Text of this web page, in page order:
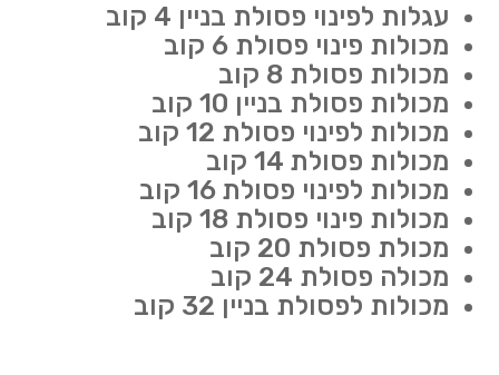
עגלות לפינוי פסולת בניין 4 קוב
מכולות פינוי פסולת 6 קוב
מכולות פסולת 8 קוב
מכולות פסולת בניין 10 קוב
מכולות לפינוי פסולת 12 קוב
מכולות פסולת 14 קוב
מכולות לפינוי פסולת 16 קוב
מכולות פינוי פסולת 18 קוב
מכולת פסולת 20 קוב
מכולה פסולת 24 קוב
מכולות לפסולת בניין 32 קוב